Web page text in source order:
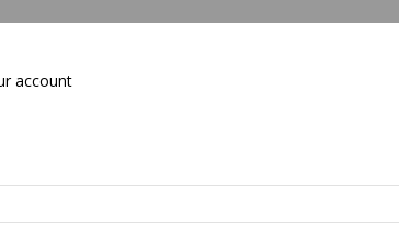
account